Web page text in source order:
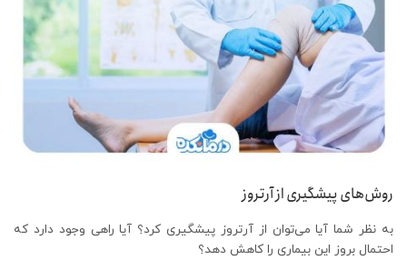
روش‌های پیشگیری از آرتروز
به نظر شما آیا می‌توان از آرتروز پیشگیری کرد؟ آیا راهی وجود دارد که
احتمال بروز این بیماری را کاهش دهد؟